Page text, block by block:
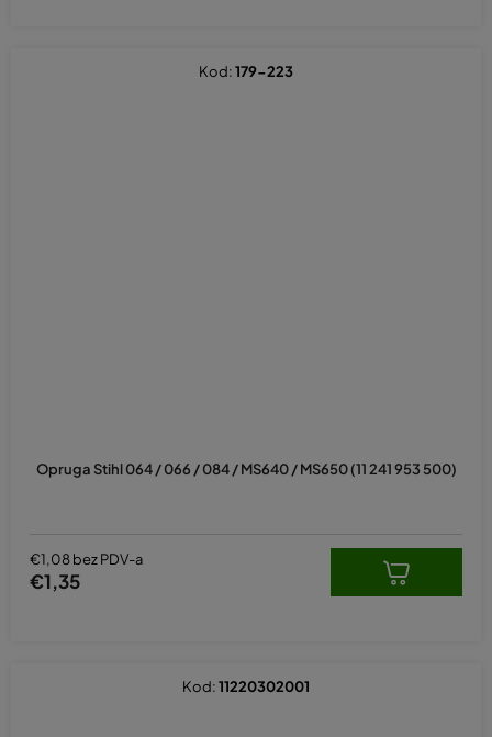
Opruga Stihl 064 / 066 / 084 / MS640 / MS650 (11 241 953 500)
€1,08 bez PDV-a
€1,35
Kod:179-223
Kod:11220302001